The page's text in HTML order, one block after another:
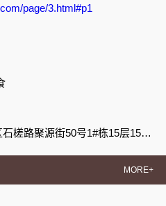
page/3.html#p1
详细地址：广东广州市白云区石槎路聚源街50号1#栋15层1508室
MORE+